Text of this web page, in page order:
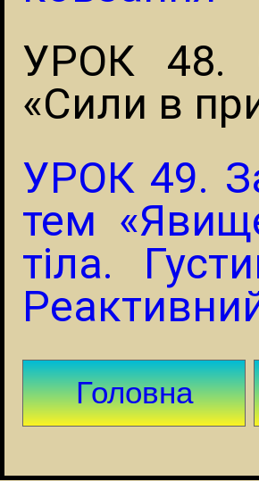
УРОК 48.
«Сили в
УРОК 49.
тем
тіла.
Головна